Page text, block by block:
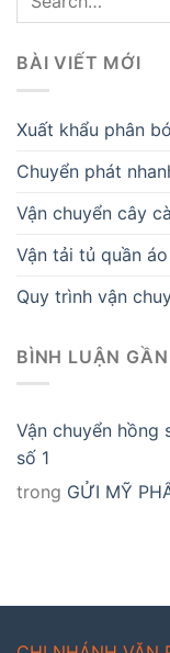
BÀI VIẾT MỚI
Xuất khẩu phân
Chuyển phát
Vận chuyển cây
Vận tải tủ quần
Quy trình vận
BÌNH LUẬN
Vận chuyển hồng
số 1
trong GỬI MỸ